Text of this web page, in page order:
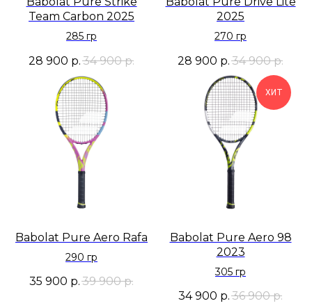
Team Carbon 2025
285 гр
28 900 р. 34 900 р.
2025
270 гр
28 900 р. 34 900 р.
Babolat Pure Aero Rafa
290 гр
35 900 р. 39 900 р.
ХИТ
Babolat Pure Aero 98
2023
305 гр
34 900 р. 36 900 р.